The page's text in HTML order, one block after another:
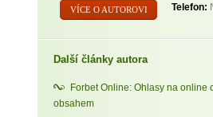
VÍCE O AUTOROVI
Telefon:
Další články autora
Forbet Online: Ohlasy na online
obsahem